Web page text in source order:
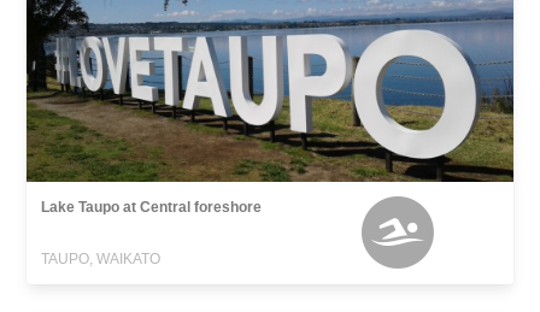
Lake Taupo at Central foreshore
TAUPO, WAIKATO